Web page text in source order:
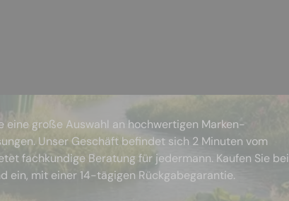
eine große Auswahl an hochwertigen Marken-
Unser Geschäft befindet sich 2 Minuten vom
fachkundige Beratung für jedermann. Kaufen Sie bei
ein, mit einer 14-tägigen Rückgabegarantie.